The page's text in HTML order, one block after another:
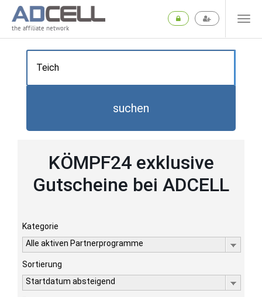
the affiliate network
suchen
KÖMPF24 exklusive
Gutscheine bei ADCELL
Kategorie
Alle aktiven Partnerprogramme
Sortierung
Startdatum absteigend